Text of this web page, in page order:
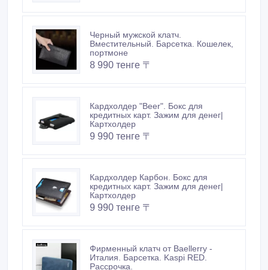
Черный мужской клатч.
Вместительный. Барсетка. Кошелек,
портмоне
8 990 тенге 〒
Кардхолдер "Beer". Бокс для
кредитных карт. Зажим для денег|
Картхолдер
9 990 тенге 〒
Кардхолдер Карбон. Бокс для
кредитных карт. Зажим для денег|
Картхолдер
9 990 тенге 〒
Фирменный клатч от Baellerry -
Италия. Барсетка. Kaspi RED.
Рассрочка.